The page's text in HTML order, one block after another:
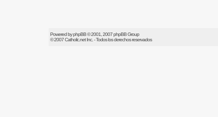
Powered byphpBB© 2001, 2007 phpBB Group
© 2007Catholic.netInc. - Todos los derechos reservados